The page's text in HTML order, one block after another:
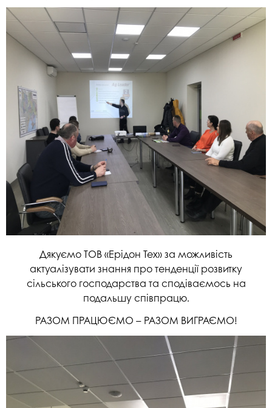
Дякуємо ТОВ «Ерідон Тех» за можливість
актуалізувати знання про тенденції розвитку
сільського господарства та сподіваємось на
подальшу співпрацю.
РАЗОМ ПРАЦЮЄМО – РАЗОМ ВИГРАЄМО!